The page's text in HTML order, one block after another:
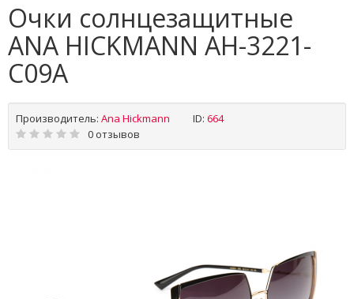
Очки солнцезащитные
ANA HICKMANN AH-3221-
C09A
Производитель: Ana Hickmann ID: 664
0 отзывов